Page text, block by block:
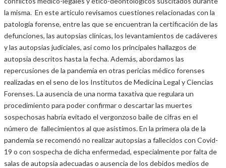
la misma. En este artículo revisamos cuestiones relacionadas con la
patología forense, entre las que se encuentran la certificación de las
defunciones, las autopsias clínicas, los levantamientos de cadáveres
y las autopsias judiciales, así como los principales hallazgos de
autopsia descritos hasta la fecha. Además, abordamos las
repercusiones de la pandemia en otras pericias médico forenses
realizadas en el seno de los Institutos de Medicina Legal y Ciencias
Forenses. La ausencia de una norma taxativa que regulara un
procedimiento para poder confirmar o descartar las muertes
sospechosas habría evitado el vergonzoso baile de cifras en el
número de fallecimientos al que asistimos. En la primera ola de la
pandemia se recomendó no realizar autopsias a fallecidos con Covid-
19 o con sospecha de dicha enfermedad, especialmente por falta de
salas de autopsia adecuadas o ausencia de los debidos medios de